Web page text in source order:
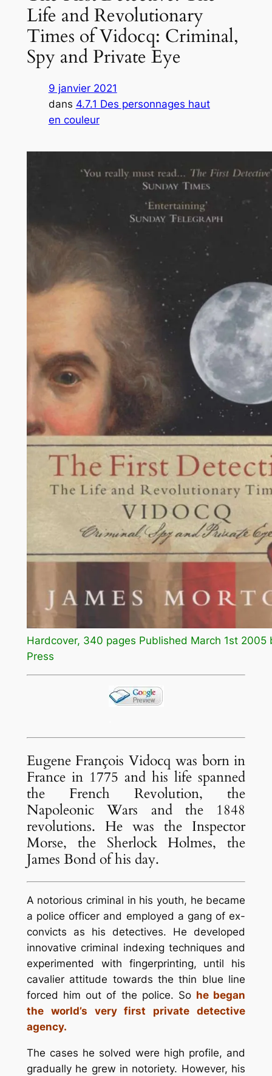
Life and Revolutionary
Times of Vidocq: Criminal,
Spy and Private Eye
9 janvier 2021
dans 4.7.1 Des personnages haut
en couleur
Hardcover, 340 pages Published March 1st 2005
Press
Eugene François Vidocq was born in
France in 1775 and his life spanned
the French Revolution, the
Napoleonic Wars and the 1848
revolutions. He was the Inspector
Morse, the Sherlock Holmes, the
James Bond of his day.
A notorious criminal in his youth, he became
a police officer and employed a gang of ex-
convicts as his detectives. He developed
innovative criminal indexing techniques and
experimented with fingerprinting, until his
cavalier attitude towards the thin blue line
forced him out of the police. So he began
the world’s very first private detective
agency.
The cases he solved were high profile, and
gradually he grew in notoriety. However, his